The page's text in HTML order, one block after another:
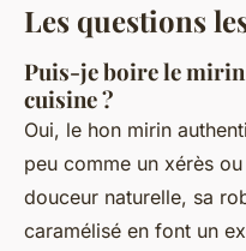
Les questions
Puis-je boire le
cuisine ?
Oui, le hon mirin
peu comme un xérès
douceur naturelle, sa
caramélisé en font un